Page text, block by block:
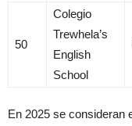
50
Colegio
Trewhela’s
English
School
En 2025 se consideran